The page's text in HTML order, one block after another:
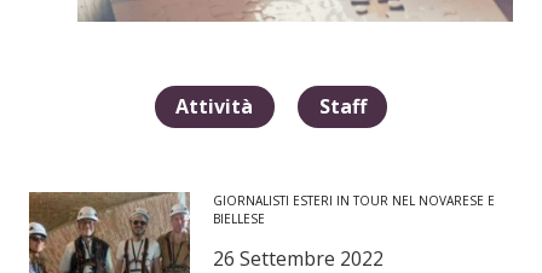
Attività Staff
GIORNALISTI ESTERI IN TOUR NEL NOVARESE E
BIELLESE
26 Settembre 2022